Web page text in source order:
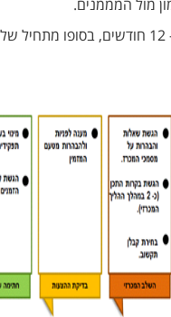
מול המממנים.
שלב זה נמשך כ- 12 חודשים, בסופו